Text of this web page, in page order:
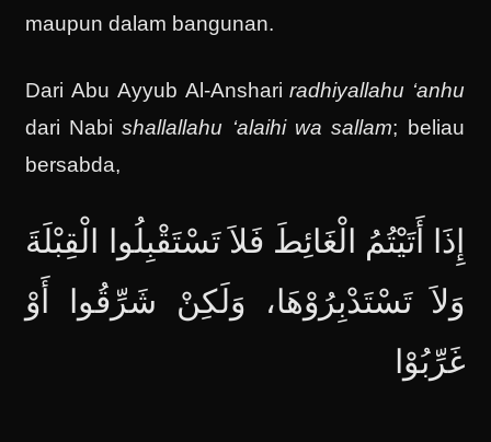
maupun dalam bangunan.
Dari Abu Ayyub Al-Anshariradhiyallahu ‘anhu
dari Nabishallallahu ‘alaihi wa sallam; beliau
bersabda,
إِذَا أَتَيْتُمُ الْغَائِطَ فَلاَ تَسْتَقْبِلُوا الْقِبْلَةَ
وَلاَ تَسْتَدْبِرُوْهَا، وَلَكِنْ شَرِّقُوا أَوْ
غَرِّبُوْا